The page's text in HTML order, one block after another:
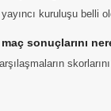
yayıncı kuruluşu belli
sonuçlarını